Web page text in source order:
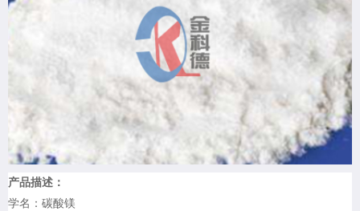
产品描述：
学名：碳酸镁